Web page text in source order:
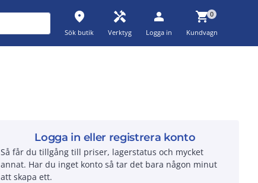
place
Sök butik
handyman
Verktyg
person
Logga in
shopping_cart0
Kundvagn
Logga in eller registrera konto
Så får du tillgång till priser, lagerstatus och mycket
annat. Har du inget konto så tar det bara någon minut
att skapa ett.